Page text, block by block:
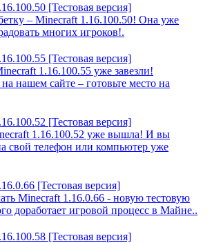
[Тестовая версия]
– Minecraft 1.16.100.50! Она уже
многих игроков!.
[Тестовая версия]
1.16.100.55 уже завезли!
нашем сайте – готовьте место на
[Тестовая версия]
1.16.100.52 уже вышла! И вы
свой телефон или компьютер уже
[Тестовая версия]
Minecraft 1.16.0.66 - новую тестовую
доработает игровой процесс в Майне..
[Тестовая версия]